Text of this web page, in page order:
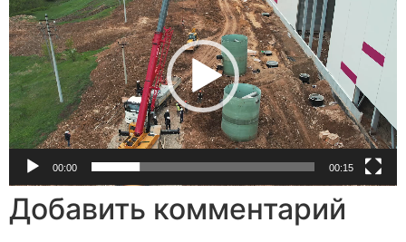
00:00 00:15
Добавить комментарий